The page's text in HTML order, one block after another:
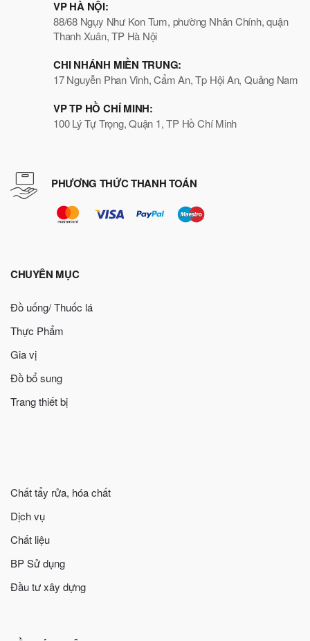
VP HÀ NỘI:
88/68 Ngụy Như Kon Tum, phường Nhân Chính, quận
Thanh Xuân, TP Hà Nội
CHI NHÁNH MIỀN TRUNG:
17 Nguyễn Phan Vinh, Cẩm An, Tp Hội An, Quảng Nam
VP TP HỒ CHÍ MINH:
100 Lý Tự Trọng, Quận 1, TP Hồ Chí Minh
PHƯƠNG THỨC THANH TOÁN
CHUYÊN MỤC
Đồ uống/ Thuốc lá
Thực Phẩm
Gia vị
Đồ bổ sung
Trang thiết bị
Chất tẩy rửa, hóa chất
Dịch vụ
Chất liệu
BP Sử dụng
Đầu tư xây dựng